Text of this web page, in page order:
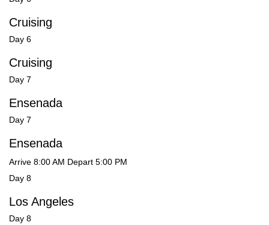
Cruising
Day 6
Cruising
Day 7
Ensenada
Day 7
Ensenada
Arrive 8:00 AM Depart 5:00 PM
Day 8
Los Angeles
Day 8